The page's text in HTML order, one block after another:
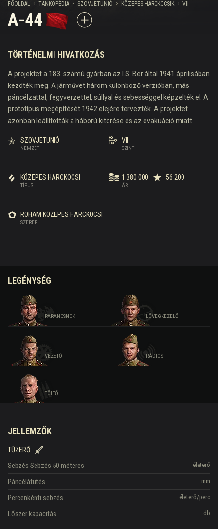
FŐOLDAL TANKOPÉDIA SZOVJETUNIÓ KÖZEPES HARCKOCSIK VII
A-44
TÖRTÉNELMI HIVATKOZÁS
A projektet a 183. számú gyárban az I.S. Ber által 1941 áprilisában
kezdték meg. A járművet három különböző verzióban, más
páncélzattal, fegyverzettel, súllyal és sebességgel képzelték el. A
prototípus megépítését 1942 elejére tervezték. A projektet
azonban leállították a háború kitörése és az evakuáció miatt.
NEMZET
SZOVJETUNIÓ
SZINT
VII
TÍPUS
KÖZEPES HARCKOCSI
ÁR
1 380 000 56 200
SZEREP
ROHAM KÖZEPES HARCKOCSI
LEGÉNYSÉG
PARANCSNOK LÖVEGKEZELŐ
VEZETŐ RÁDIÓS
TÖLTŐ
JELLEMZŐK
TŰZERŐ
életerő
Sebzés Sebzés 50 méteres
mm
Páncélátütés
életerő/perc
Percenkénti sebzés
db
Lőszer kapacitás